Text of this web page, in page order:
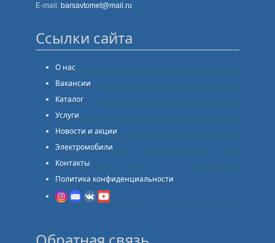
E-mail: barsavtomet@mail.ru
Ссылки сайта
О нас
Вакансии
Каталог
Услуги
Новости и акции
Электромобили
Контакты
Политика конфиденциальности